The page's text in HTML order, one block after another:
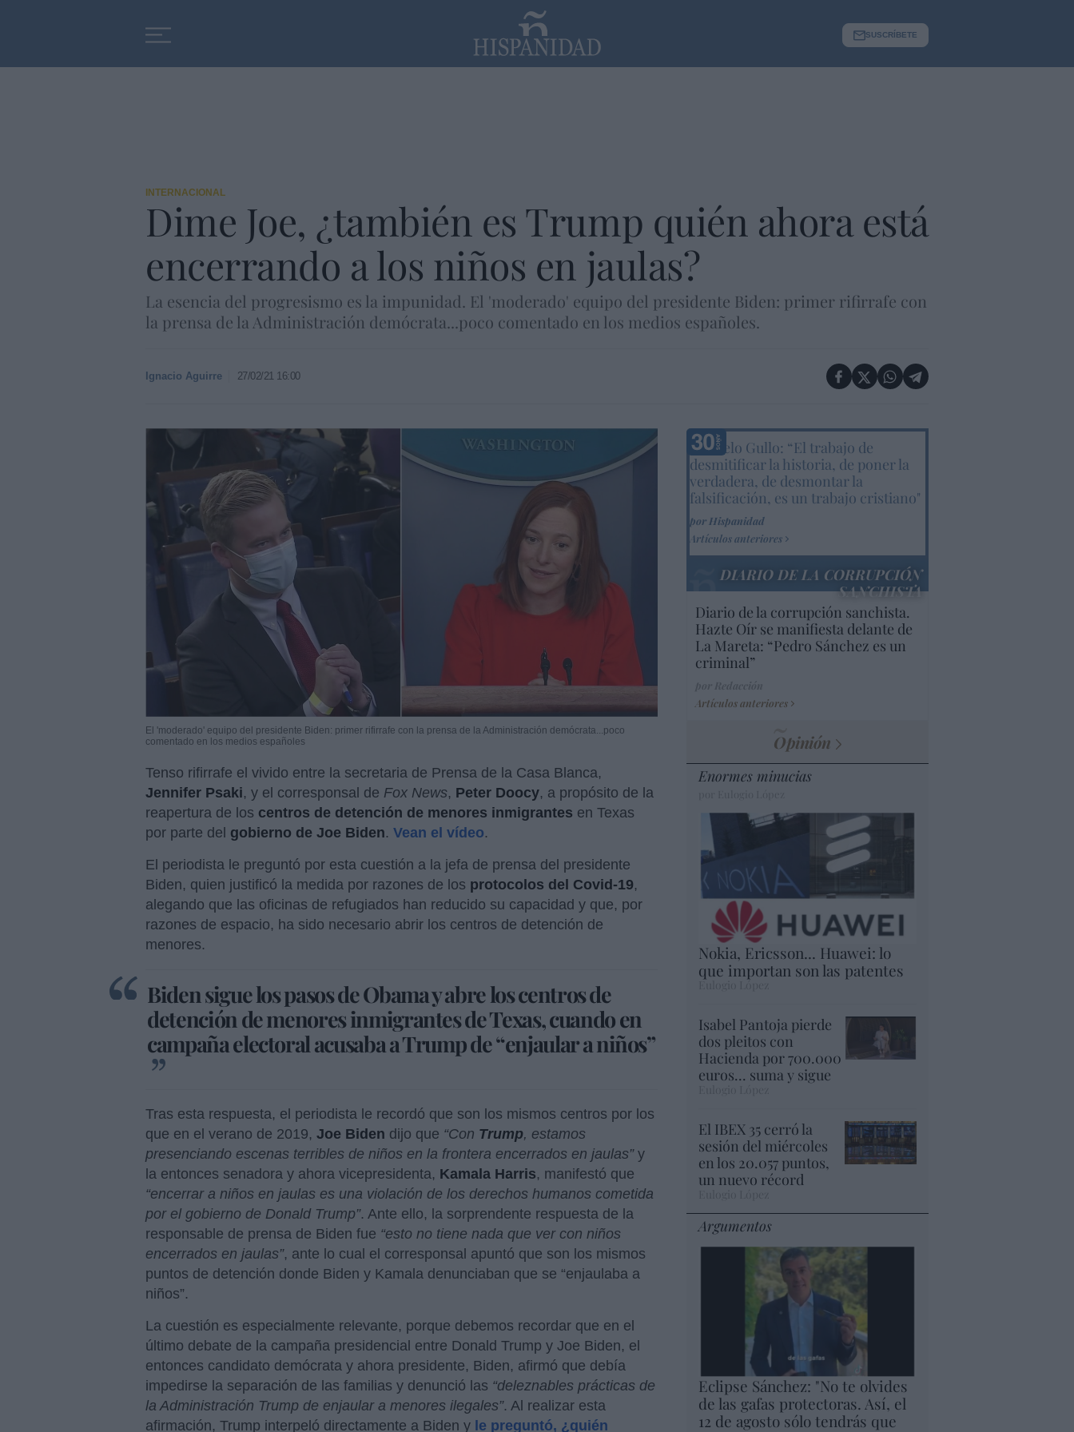
SUSCRÍBETE
INTERNACIONAL
Dime Joe, ¿también es Trump quién ahora está
encerrando a los niños en jaulas?
La esencia del progresismo es la impunidad. El 'moderado' equipo del presidente Biden: primer rifirrafe con
la prensa de la Administración demócrata...poco comentado en los medios españoles.
Ignacio Aguirre 27/02/21 16:00
El 'moderado' equipo del presidente Biden: primer rifirrafe con la prensa de la Administración demócrata...poco
comentado en los medios españoles
Tenso rifirrafe el vivido entre la secretaria de Prensa de la Casa Blanca,
Jennifer Psaki, y el corresponsal de Fox News, Peter Doocy, a propósito de la
reapertura de los centros de detención de menores inmigrantes en Texas
por parte del gobierno de Joe Biden. Vean el vídeo.
El periodista le preguntó por esta cuestión a la jefa de prensa del presidente
Biden, quien justificó la medida por razones de los protocolos del Covid-19,
alegando que las oficinas de refugiados han reducido su capacidad y que, por
razones de espacio, ha sido necesario abrir los centros de detención de
menores.
Biden sigue los pasos de Obama y abre los centros de
detención de menores inmigrantes de Texas, cuando en
campaña electoral acusaba a Trump de “enjaular a niños”
Tras esta respuesta, el periodista le recordó que son los mismos centros por los
que en el verano de 2019, Joe Biden dijo que “Con Trump, estamos
presenciando escenas terribles de niños en la frontera encerrados en jaulas”y
la entonces senadora y ahora vicepresidenta, Kamala Harris, manifestó que
“encerrar a niños en jaulas es una violación de los derechos humanos cometida
por el gobierno de Donald Trump”. Ante ello, la sorprendente respuesta de la
responsable de prensa de Biden fue “esto no tiene nada que ver con niños
encerrados en jaulas”, ante lo cual el corresponsal apuntó que son los mismos
puntos de detención donde Biden y Kamala denunciaban que se “enjaulaba a
niños”.
La cuestión es especialmente relevante, porque debemos recordar que en el
último debate de la campaña presidencial entre Donald Trump y Joe Biden, el
entonces candidato demócrata y ahora presidente, Biden, afirmó que debía
impedirse la separación de las familias y denunció las “deleznables prácticas de
la Administración Trump de enjaular a menores ilegales”. Al realizar esta
afirmación, Trump interpeló directamente a Biden y le preguntó, ¿quién
Marcelo Gullo: “El trabajo de
desmitificar la historia, de poner la
verdadera, de desmontar la
falsificación, es un trabajo cristiano"
por Hispanidad
Artículos anteriores
DIARIO DE LA CORRUPCIÓN
SANCHISTA
Diario de la corrupción sanchista.
Hazte Oír se manifiesta delante de
La Mareta: “Pedro Sánchez es un
criminal”
Artículos anteriores
Opinión
Enormes minucias
Nokia, Ericsson... Huawei: lo
que importan son las patentes
Eulogio López
Isabel Pantoja pierde
dos pleitos con
Hacienda por 700.000
euros... suma y sigue
El IBEX 35 cerró la
sesión del miércoles
en los 20.057 puntos,
un nuevo récord
Argumentos
Eclipse Sánchez: "No te olvides
de las gafas protectoras. Así, el
12 de agosto sólo tendrás que